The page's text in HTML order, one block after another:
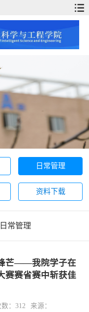
日常管理
资料下载
日常管理
芒——我院学子在
赛赛省赛中斩获佳
： 312 来源：